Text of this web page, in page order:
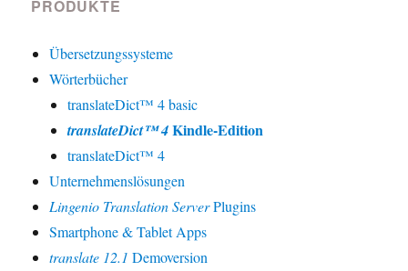
PRODUKTE
Übersetzungssysteme
Wörterbücher
translateDict™ 4 basic
translateDict™ 4Kindle-Edition
translateDict™ 4
Unternehmenslösungen
Lingenio Translation ServerPlugins
Smartphone & Tablet Apps
translate 12.1 Demoversion